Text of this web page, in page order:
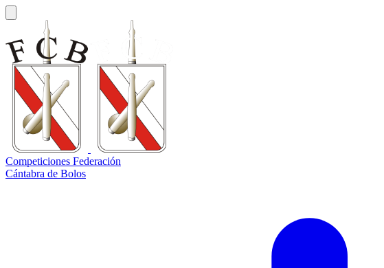
Competiciones Federación
Cántabra de Bolos